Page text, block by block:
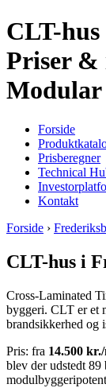
CLT-
Priser &
Forside
Prisberegner
Technical
Kontakt
Forside ›
CLT-hus i
Cross-Laminated
byggeri. CLT er et
brandsikkerhed og
Pris: fra 14.500 kr./
blev der udstedt